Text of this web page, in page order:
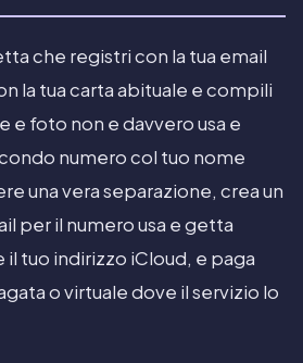
che registri con la tua email
la tua carta abituale e compili
e foto non e davvero usa e
numero col tuo nome
una vera separazione, crea un
per il numero usa e getta
il tuo indirizzo iCloud, e paga
o virtuale dove il servizio lo